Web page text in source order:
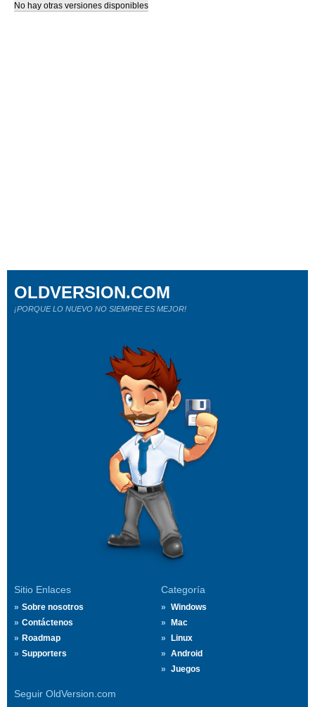
No hay otras versiones disponibles
Sitio Enlaces
Sobre nosotros
Contáctenos
Roadmap
Supporters
Categoría
Windows
Mac
Linux
Android
Juegos
Seguir OldVersion.com
OLDVERSION.COM
¡PORQUE LO NUEVO NO SIEMPRE ES MEJOR!